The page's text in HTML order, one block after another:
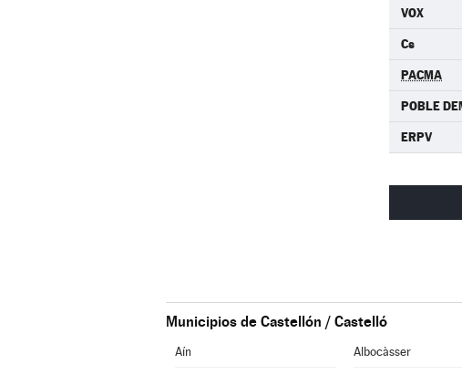
VOX
Cs
PACMA
POBLE
ERPV
Municipios de Castellón / Castelló
Aín Albocàsser